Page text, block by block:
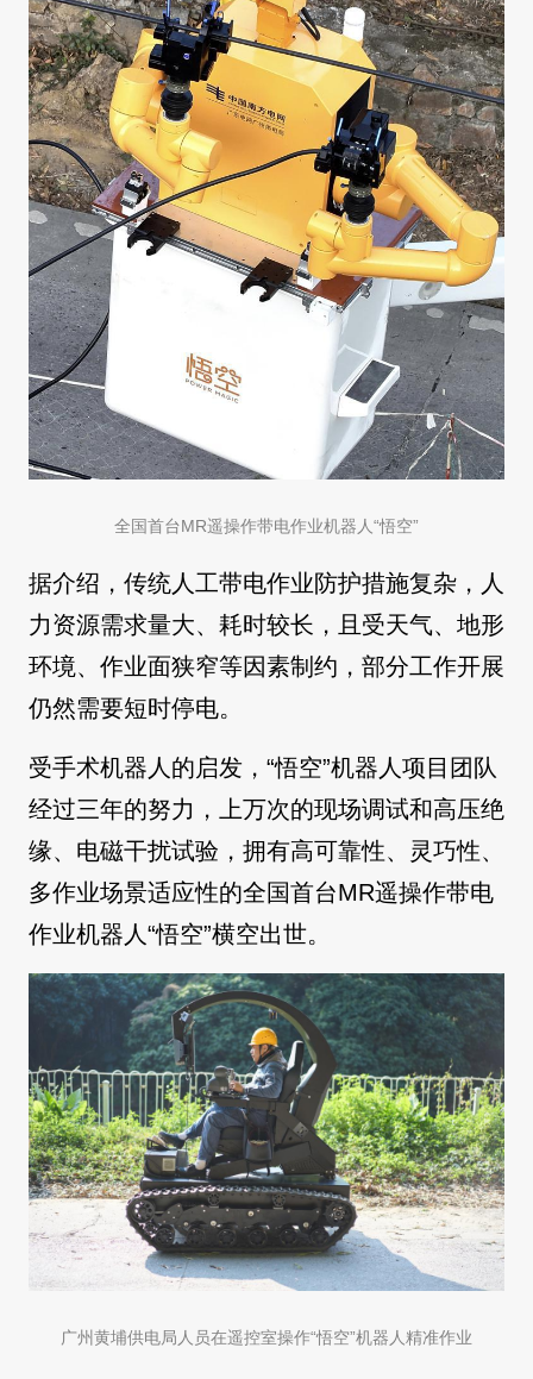
全国首台MR遥操作带电作业机器人“悟空”
据介绍，传统人工带电作业防护措施复杂，人
力资源需求量大、耗时较长，且受天气、地形
环境、作业面狭窄等因素制约，部分工作开展
仍然需要短时停电。
受手术机器人的启发，“悟空”机器人项目团队
经过三年的努力，上万次的现场调试和高压绝
缘、电磁干扰试验，拥有高可靠性、灵巧性、
多作业场景适应性的全国首台MR遥操作带电
作业机器人“悟空”横空出世。
广州黄埔供电局人员在遥控室操作“悟空”机器人精准作业